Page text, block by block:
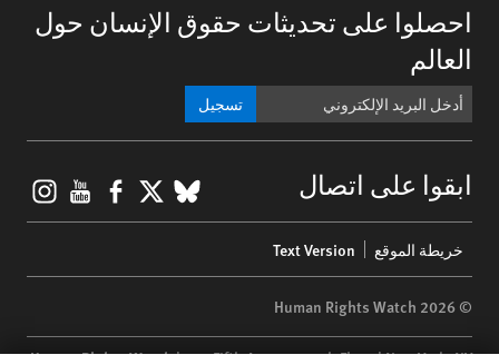
احصلوا على تحديثات حقوق الإنسان حول
العالم
تسجيل
ابقوا على اتصال BlueSky
X
menu
خريطة الموقع Text Version
© 2026 Human Rights Watch